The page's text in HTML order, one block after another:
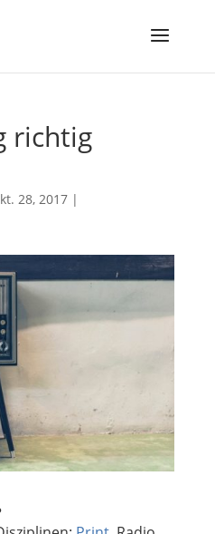
richtig
28, 2017|